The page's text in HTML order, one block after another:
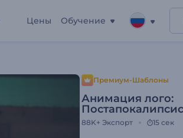
Цены Обучение
Премиум-Шаблоны
Анимация лого:
Постапокалипсис
88K+ Экспорт 15 сек